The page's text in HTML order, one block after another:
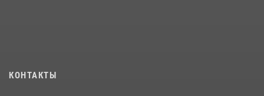
28 июля 2026, 15:39
КОНТАКТЫ